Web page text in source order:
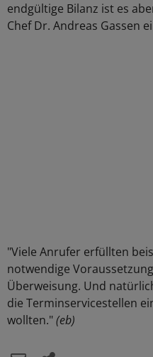
endgültige Bilanz ist es
Chef Dr. Andreas Gassen
"Viele Anrufer erfüllten
notwendige
Überweisung. Und
die Terminservicestellen
wollten."(eb)